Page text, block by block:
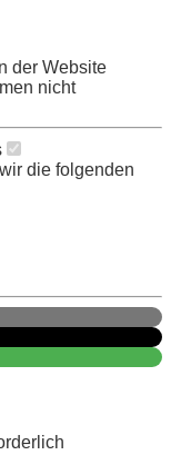
der Website
nicht
die folgenden